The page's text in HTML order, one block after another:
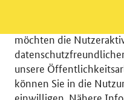
möchten die
unsere
können Sie in die